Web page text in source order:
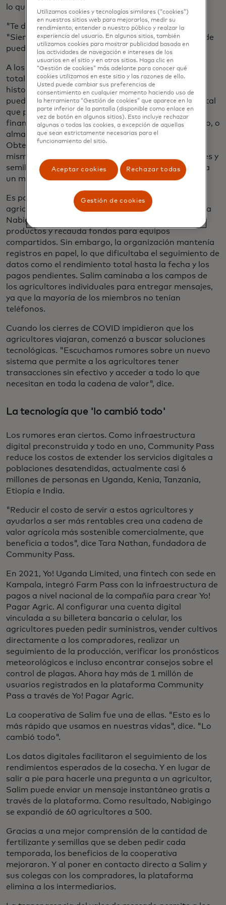
lo que a menudo reciben un trato injusto.
"Te dan la mitad del valor de mercado", dice Salim.
"Siempre necesitas dinero, y no hay otro lugar donde
puedas pedir prestado".
A los agricultores como Salim se les paga casi en su
totalidad en efectivo, lo que deja poco o ningún
historial financiero registrado. Eso significa que no
pueden obtener préstamos para los gastos de capital
que podrían ayudarlos a construir estabilidad
financiera: sistemas de riego modernos, por ejemplo, o
almacenes para almacenar cosechas adicionales.
Obtener suministros esenciales es difícil, ya que los
mismos intermediarios son su fuente de fertilizantes y
semillas, generalmente de mala calidad y vendidos a
un margen de beneficio elevado.
Es por eso que en 2011 Salim organizó a los
agricultores de su aldea en una cooperativa llamada
Nabigingo, que negocia pagos más altos por
productos y recauda fondos para equipos
compartidos. Sin embargo, la organización mantenía
registros en papel, lo que dificultaba el seguimiento de
datos como el rendimiento total hasta la fecha y los
pagos pendientes. Salim caminaba a los campos de
los agricultores individuales para entregar mensajes,
ya que la mayoría de los miembros no tenían
teléfonos.
Cuando los cierres de COVID impidieron que los
agricultores viajaran, comenzó a buscar soluciones
tecnológicas. "Escuchamos rumores sobre un nuevo
sistema que permite a los agricultores tener
transacciones sin efectivo y acceder a todo lo que
necesitan en toda la cadena de valor", dice.
La tecnología que 'lo cambió todo'
Los rumores eran ciertos. Como infraestructura
digital preconstruida y todo en uno, Community Pass
reduce los costos de extender los servicios digitales a
poblaciones desatendidas, actualmente casi 6
millones de personas en Uganda, Kenia, Tanzania,
Etiopía e India.
"Reducir el costo de servir a estos agricultores y
ayudarlos a ser más rentables crea una cadena de
valor agrícola más sostenible comercialmente, que
beneficia a todos", dice Tara Nathan, fundadora de
Community Pass.
En 2021, Yo! Uganda Limited, una fintech con sede en
Kampala, integró Farm Pass con la infraestructura de
pagos a nivel nacional de la compañía para crear Yo!
Pagar Agric. Al configurar una cuenta digital
vinculada a su billetera bancaria o celular, los
agricultores pueden pedir suministros, vender cultivos
directamente a los compradores, realizar un
seguimiento de la producción, verificar los pronósticos
meteorológicos e incluso encontrar consejos sobre el
control de plagas. Ahora hay más de 1 millón de
usuarios registrados en la plataforma Community
Pass a través de Yo! Pagar Agric.
La cooperativa de Salim fue una de ellas. "Esto es lo
más rápido que usamos en nuestras vidas", dice. "Lo
cambió todo".
Los datos digitales facilitaron el seguimiento de los
rendimientos esperados de la cosecha. Y en lugar de
salir a pie para hacerle una pregunta a un agricultor,
Salim puede enviar un mensaje instantáneo gratis a
través de la plataforma. Como resultado, Nabigingo
se expandió de 60 agricultores a 500.
Gracias a una mejor comprensión de la cantidad de
fertilizante y semillas que se deben pedir cada
temporada, los beneficios de la cooperativa
mejoraron. Y al poner en contacto directo a Salim y
sus colegas con los compradores, la plataforma
elimina a los intermediarios.
Utilizamos cookies y tecnologías similares (“cookies”)
en nuestros sitios web para mejorarlos, medir su
rendimiento, entender a nuestro público y realzar la
experiencia del usuario. En algunos sitios, también
utilizamos cookies para mostrar publicidad basada en
las actividades de navegación e intereses de los
usuarios en el sitio y en otros sitios. Haga clic en
“Gestión de cookies” más adelante para conocer qué
cookies utilizamos en este sitio y las razones de ello.
Usted puede cambiar sus preferencias de
consentimiento en cualquier momento haciendo uso de
la herramienta “Gestión de cookies” que aparece en la
parte inferior de la pantalla (disponible como enlace en
vez de botón en algunos sitios). Esto incluye rechazar
algunas o todas las cookies, a excepción de aquellas
que sean estrictamente necesarias para el
funcionamiento del sitio.
Aceptar cookies Rechazar todas
Gestión de cookies